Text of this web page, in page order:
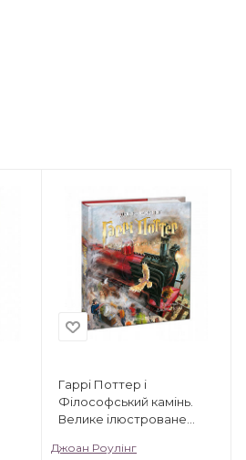
Гаррі Поттер і
Філософський камінь.
Велике ілюстроване
Джоан Роулінг